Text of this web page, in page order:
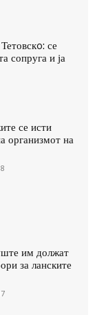
се
сопруга и ја
се исти
организмот на
им должат
за ланските